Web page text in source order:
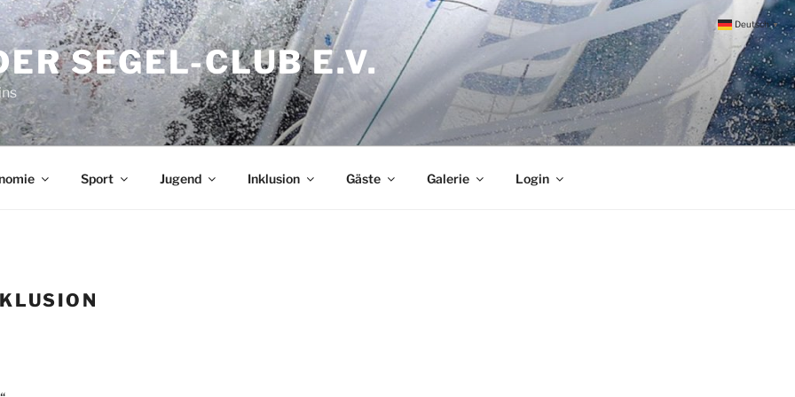
SEGEL-CLUB E.V.
Sport Jugend Inklusion Gäste Galerie Login
Deutsch ▼